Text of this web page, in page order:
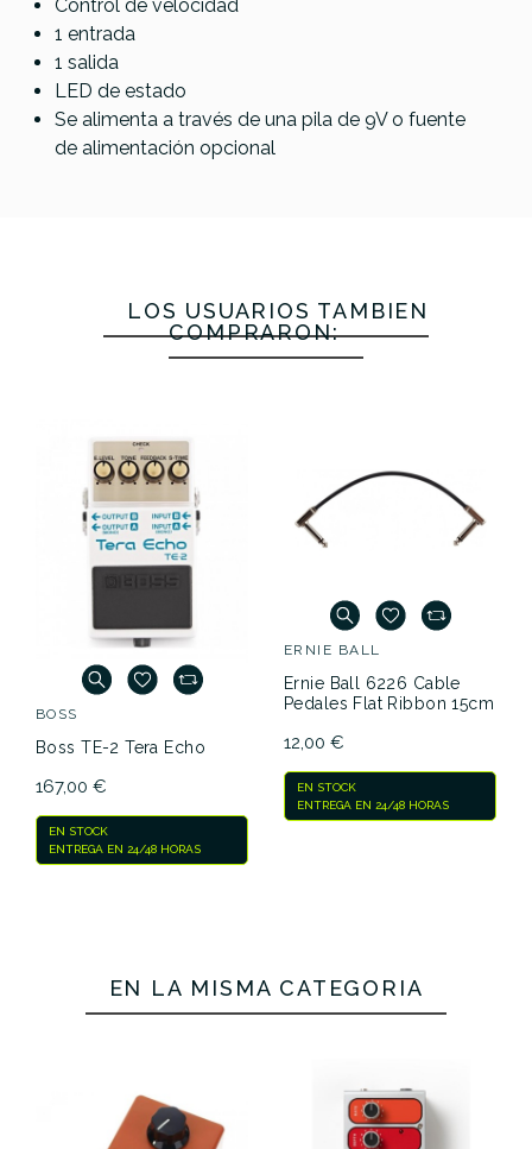
Control de velocidad
1 entrada
1 salida
LED de estado
Se alimenta a través de una pila de 9V o fuente
de alimentación opcional
LOS USUARIOS TAMBIÉN
COMPRARON:
ERNIE BALL
Ernie Ball 6226 Cable
12,00 €
EN STOCK
D'ADDARIO
DAddario EXL120 (09-42)
XL Nickel Wound Super
EN STOCK
ENTREGA EN 24/48 HORAS
EN LA MISMA CATEGORÍA